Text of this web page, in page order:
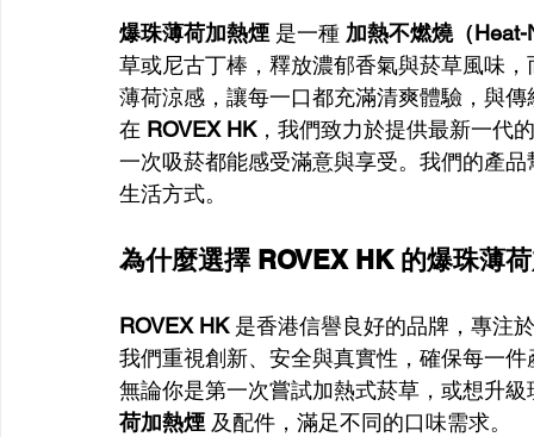
爆珠薄荷加熱煙 是一種 加熱不燃燒（
草或尼古丁棒，釋放濃郁香氣與菸草風味
薄荷涼感，讓每一口都充滿清爽體驗，與
在 ROVEX HK，我們致力於提供最新一代
一次吸菸都能感受滿意與享受。我們的產
生活方式。
為什麼選擇 ROVEX HK 的爆珠薄
ROVEX HK 是香港信譽良好的品牌，專注
我們重視創新、安全與真實性，確保每一
無論你是第一次嘗試加熱式菸草，或想升級
荷加熱煙 及配件，滿足不同的口味需求。